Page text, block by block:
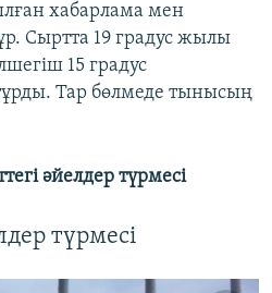
хабарлама мен
Сыртта 19 градус жылы
15 градус
Тар бөлмеде тынысың
әйелдер түрмесі
түрмесі